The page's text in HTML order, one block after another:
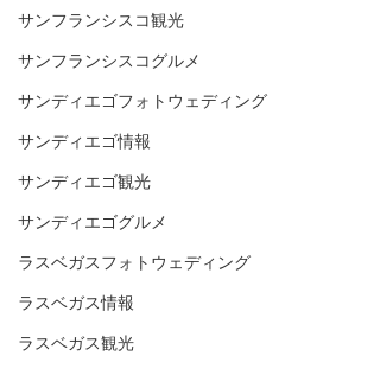
サンフランシスコ観光
サンフランシスコグルメ
サンディエゴフォトウェディング
サンディエゴ情報
サンディエゴ観光
サンディエゴグルメ
ラスベガスフォトウェディング
ラスベガス情報
ラスベガス観光